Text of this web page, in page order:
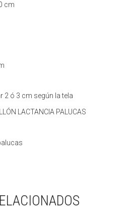
cm
2 ó 3 cm según la tela